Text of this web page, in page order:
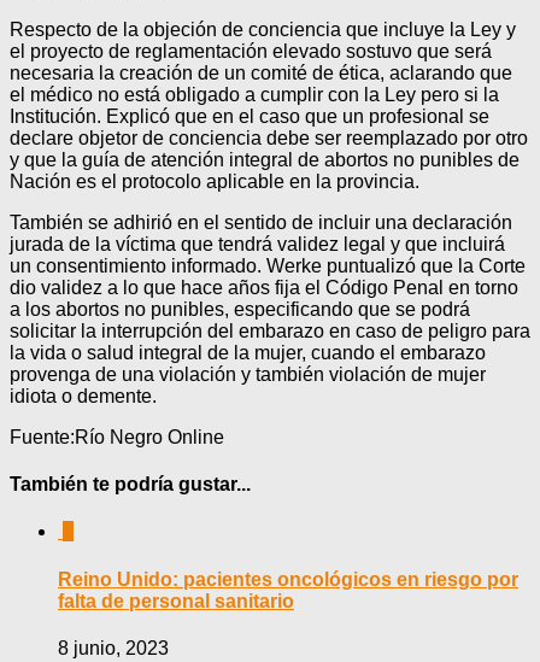
Respecto de la objeción de conciencia que incluye la Ley y
el proyecto de reglamentación elevado sostuvo que será
necesaria la creación de un comité de ética, aclarando que
el médico no está obligado a cumplir con la Ley pero si la
Institución. Explicó que en el caso que un profesional se
declare objetor de conciencia debe ser reemplazado por otro
y que la guía de atención integral de abortos no punibles de
Nación es el protocolo aplicable en la provincia.
También se adhirió en el sentido de incluir una declaración
jurada de la víctima que tendrá validez legal y que incluirá
un consentimiento informado. Werke puntualizó que la Corte
dio validez a lo que hace años fija el Código Penal en torno
a los abortos no punibles, especificando que se podrá
solicitar la interrupción del embarazo en caso de peligro para
la vida o salud integral de la mujer, cuando el embarazo
provenga de una violación y también violación de mujer
idiota o demente.
Fuente:Río Negro Online
También te podría gustar...
Reino Unido: pacientes oncológicos en riesgo por
falta de personal sanitario
8 junio, 2023